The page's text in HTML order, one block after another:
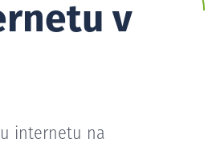
v
internetu na